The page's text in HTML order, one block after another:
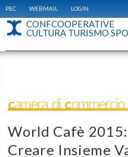
PEC WEBMAIL LOGIN
CONFCOOPERATIVE
CULTURA TURISMO
Camera di Commercio
World Cafè
Creare Insieme